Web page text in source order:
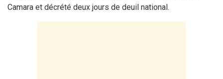
Camara et décrété deux jours de deuil national.